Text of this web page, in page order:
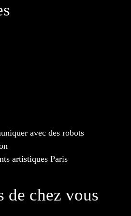
avec des robots
artistiques Paris
de chez vous